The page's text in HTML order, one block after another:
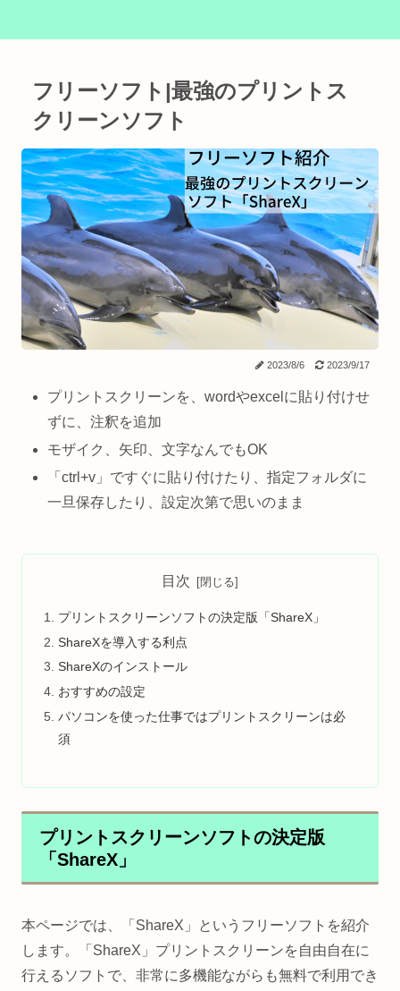
フリーソフト|最強のプリントス
クリーンソフト
2023/8/6 2023/9/17
プリントスクリーンを、wordやexcelに貼り付けせ
ずに、注釈を追加
モザイク、矢印、文字なんでもOK
「ctrl+v」ですぐに貼り付けたり、指定フォルダに
一旦保存したり、設定次第で思いのまま
目次
プリントスクリーンソフトの決定版「ShareX」
ShareXを導入する利点
ShareXのインストール
おすすめの設定
パソコンを使った仕事ではプリントスクリーンは必
須
プリントスクリーンソフトの決定版
「ShareX」
本ページでは、「ShareX」というフリーソフトを紹介
します。「ShareX」プリントスクリーンを自由自在に
行えるソフトで、非常に多機能ながらも無料で利用でき